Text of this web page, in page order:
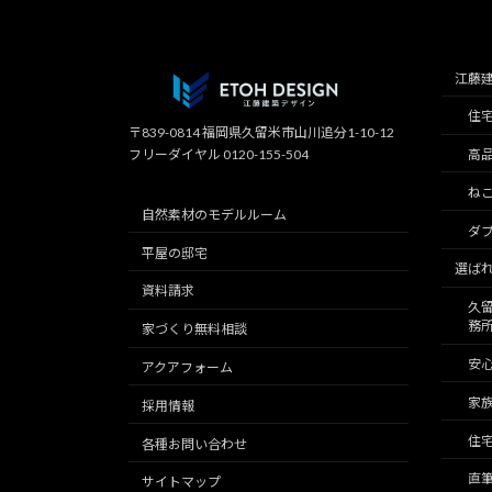
〒839-0814 福岡県久留米市山川追分1-10-12
フリーダイヤル 0120-155-504
自然素材のモデルルーム
平屋の邸宅
資料請求
家づくり無料相談
アクアフォーム
採用情報
各種お問い合わせ
サイトマップ
江藤
住
高
ね
ダ
選ば
久
務
安
家
住
直